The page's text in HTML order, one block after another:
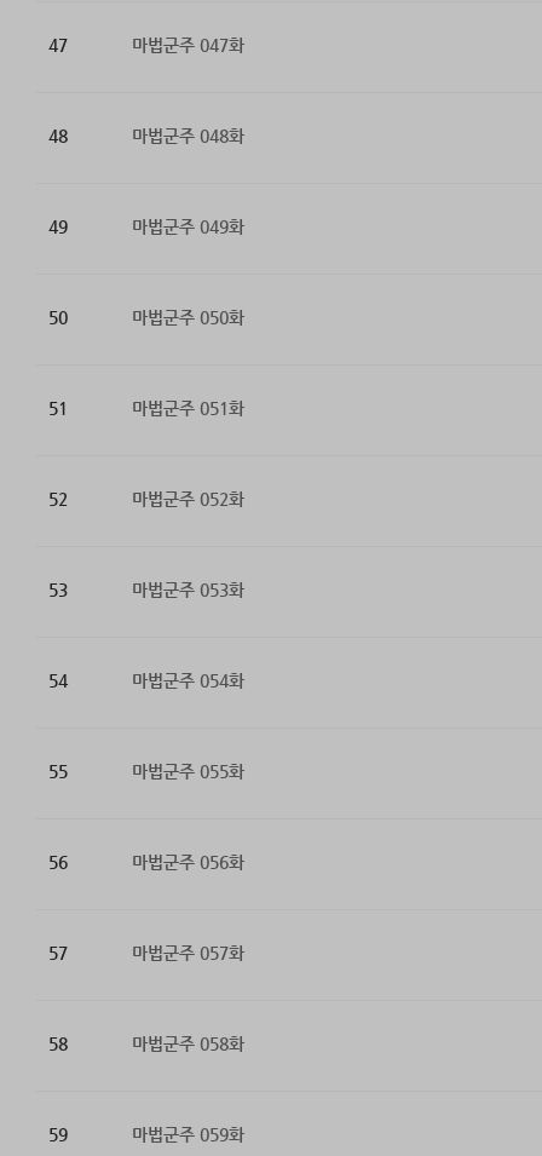
47 마법군주 047화
48 마법군주 048화
49 마법군주 049화
50 마법군주 050화
51 마법군주 051화
52 마법군주 052화
53 마법군주 053화
54 마법군주 054화
55 마법군주 055화
56 마법군주 056화
57 마법군주 057화
58 마법군주 058화
59 마법군주 059화